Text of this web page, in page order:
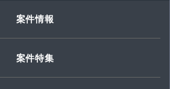
案件情報
案件特集